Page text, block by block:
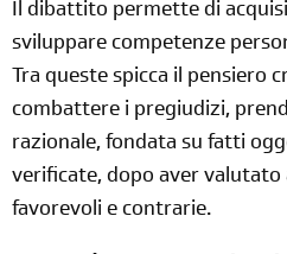
Il dibattito permette di
sviluppare competenze
Tra queste spicca il pensiero
combattere i pregiudizi,
razionale, fondata su fatti
verificate, dopo aver
favorevoli e contrarie.